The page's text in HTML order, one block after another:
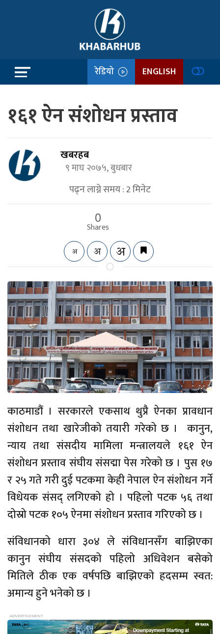
रेडियो ENGLISH
१६१ ऐन संशोधन प्रस्ताव
खबरहब
९ माघ २०७५, बुधबार
पढ्न लाग्ने समय :2मिनेट
0
Shares
काठमाडौं । सरकारले एकसाथ थुप्रै ऐनका प्रावधान
संशोधन तथा खारेजीको तयारी गरेको छ । कानुन,
न्याय तथा संसदीय मामिला मन्त्रालयले १६१ ऐन
संशोधन प्रस्ताव संघीय संसद्मा पेस गरेको छ । पुस १७
र २५ गते गरी दुई पटकमा केही नेपाल ऐन संशोधन गर्ने
विधेयक संसद् लगिएको हो । पहिलो पटक ५६ तथा
दोस्रो पटक १०५ ऐनमा संशोधन प्रस्ताव गरिएको छ ।
संविधानको धारा ३०४ ले संविधानसँग बाझिएका
कानुन संघीय संसदको पहिलो अधिवेशन बसेको
मितिले ठीक एक वर्षपछि बाझिएको हदसम्म स्वत:
अमान्य हुने भनेको छ ।